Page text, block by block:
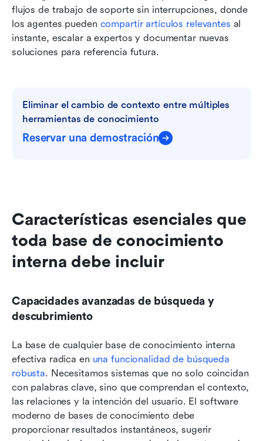
flujos de trabajo de soporte sin interrupciones, donde
los agentes pueden compartir artículos relevantes al
instante, escalar a expertos y documentar nuevas
soluciones para referencia futura.
Eliminar el cambio de contexto entre múltiples
herramientas de conocimiento
Reservar una demostración
Características esenciales que
toda base de conocimiento
interna debe incluir
Capacidades avanzadas de búsqueda y
descubrimiento
La base de cualquier base de conocimiento interna
efectiva radica en una funcionalidad de búsqueda
robusta. Necesitamos sistemas que no solo coincidan
con palabras clave, sino que comprendan el contexto,
las relaciones y la intención del usuario. El software
moderno de bases de conocimiento debe
proporcionar resultados instantáneos, sugerir